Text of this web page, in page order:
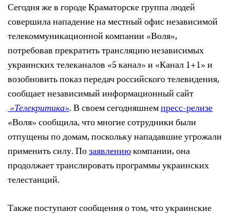
Сегодня же в городе Краматорске группа людей
совершила нападение на местный офис независимой
телекоммуникационной компании «Воля»,
потребовав прекратить трансляцию независимых
украинских телеканалов «5 канал» и «Канал 1+1» и
возобновить показ передач российского телевидения,
сообщает независимый информационный сайт
«Телекритика». В своем сегодняшнемпресс-релизе
«Воля» сообщила, что многие сотрудники были
отпущены по домам, поскольку нападавшие угрожали
применить силу. Позаявлениюкомпании, она
продолжает транслировать программы украинских
телестанций.
Также поступают сообщения о том, что украинские